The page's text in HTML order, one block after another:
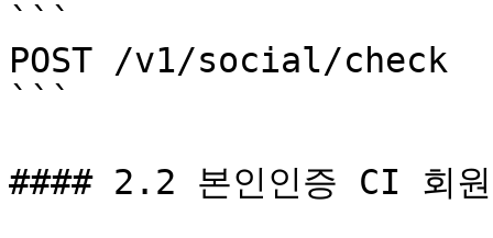
```
POST /v1/social/check
```
#### 2.2 본인인증 CI 회원